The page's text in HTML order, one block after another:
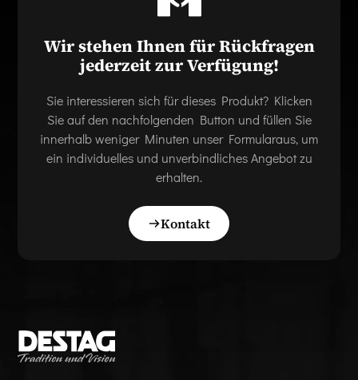
Wir stehen Ihnen für Rückfragen
jederzeit zur Verfügung!
Sie interessieren sich für dieses Produkt? Klicken
Sie auf den nachfolgenden Button und füllen Sie
innerhalb weniger Minuten unser Formularaus, um
ein individuelles und unverbindliches Angebot zu
erhalten.
Kontakt